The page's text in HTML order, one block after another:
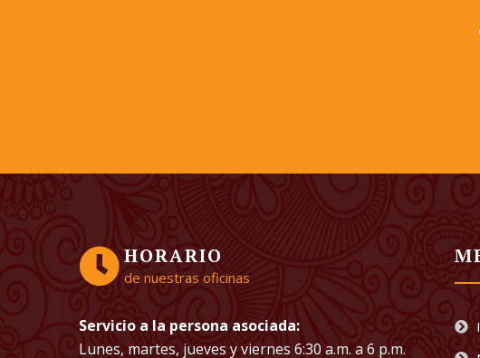
HORARIO
de nuestras oficinas
Servicio a la persona asociada:
Lunes, martes, jueves y viernes 6:30 a.m. a 6 p.m.